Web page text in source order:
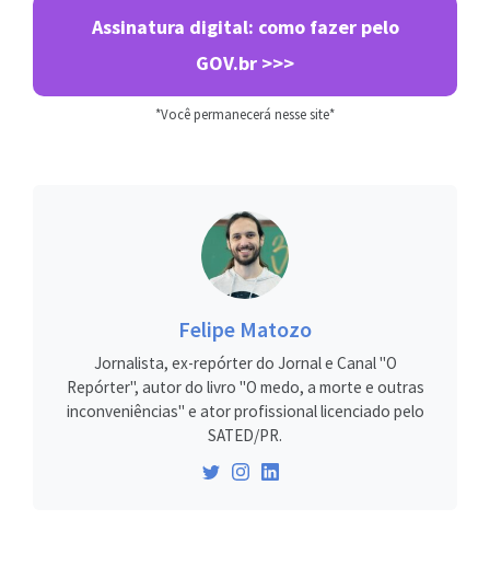
Assinatura digital: como fazer pelo
GOV.br >>>
*Você permanecerá nesse site*
Felipe Matozo
Jornalista, ex-repórter do Jornal e Canal "O
Repórter", autor do livro "O medo, a morte e outras
inconveniências" e ator profissional licenciado pelo
SATED/PR.